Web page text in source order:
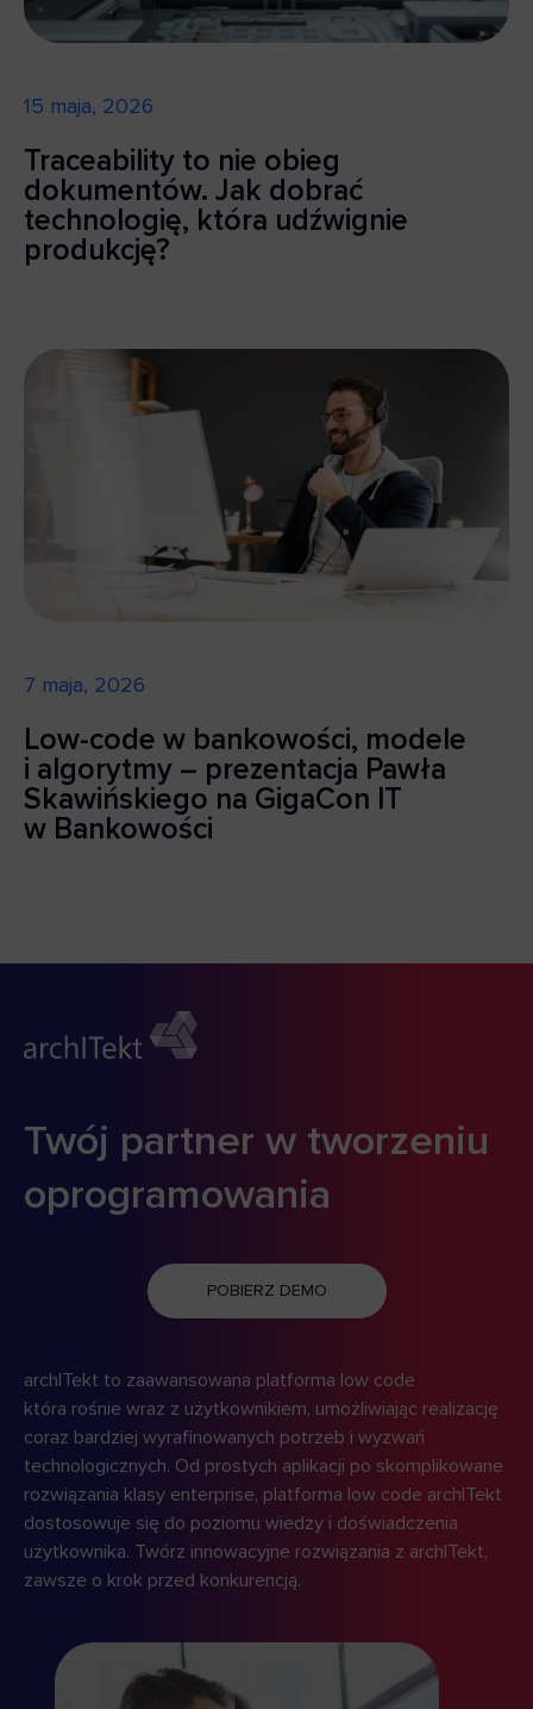
15 maja, 2026
Traceability to nie obieg
dokumentów. Jak dobrać
technologię, która udźwignie
produkcję?
7 maja, 2026
Low-code w bankowości, modele
i algorytmy – prezentacja Pawła
Skawińskiego na GigaCon IT
w Bankowości
Twój partner w tworzeniu
oprogramowania
POBIERZ DEMO
archITekt to zaawansowana platforma low code
która rośnie wraz z użytkownikiem, umożliwiając realizację
coraz bardziej wyrafinowanych potrzeb i wyzwań
technologicznych. Od prostych aplikacji po skomplikowane
rozwiązania klasy enterprise, platforma low code archITekt
dostosowuje się do poziomu wiedzy i doświadczenia
użytkownika. Twórz innowacyjne rozwiązania z archITekt,
zawsze o krok przed konkurencją.